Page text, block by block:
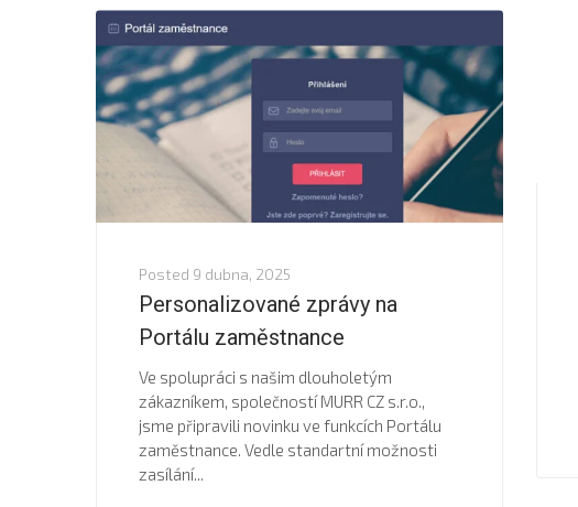
Posted 9 dubna, 2025
Personalizované zprávy na
Portálu zaměstnance
Ve spolupráci s našim dlouholetým
zákazníkem, společností MURR CZ s.r.o.,
jsme připravili novinku ve funkcích Portálu
zaměstnance. Vedle standartní možnosti
zasílání...